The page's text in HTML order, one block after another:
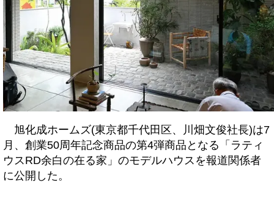
旭化成ホームズ(東京都千代田区、川畑文俊社長)は7
月、創業50周年記念商品の第4弾商品となる「ラティ
ウスRD余白の在る家」のモデルハウスを報道関係者
に公開した。